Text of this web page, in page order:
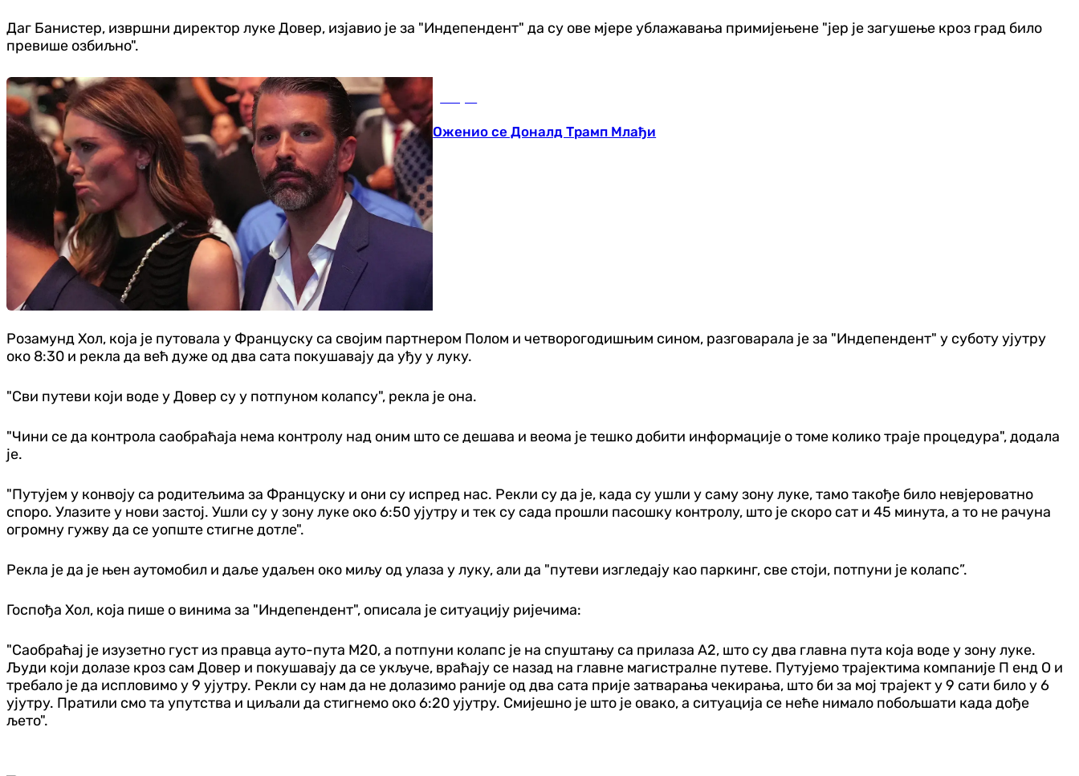
Даг Банистер, извршни директор луке Довер, изјавио је за "Индепендент" да су ове мјере ублажавања примијењене "јер је загушење кроз град било
превише озбиљно".
Оженио се Доналд Трамп Млађи
Розамунд Хол, која је путовала у Француску са својим партнером Полом и четворогодишњим сином, разговарала је за "Индепендент" у суботу ујутру
око 8:30 и рекла да већ дуже од два сата покушавају да уђу у луку.
"Сви путеви који воде у Довер су у потпуном колапсу", рекла је она.
"Чини се да контрола саобраћаја нема контролу над оним што се дешава и веома је тешко добити информације о томе колико траје процедура", додала
је.
"Путујем у конвоју са родитељима за Француску и они су испред нас. Рекли су да је, када су ушли у саму зону луке, тамо такође било невјероватно
споро. Улазите у нови застој. Ушли су у зону луке око 6:50 ујутру и тек су сада прошли пасошку контролу, што је скоро сат и 45 минута, а то не рачуна
огромну гужву да се уопште стигне дотле".
Рекла је да је њен аутомобил и даље удаљен око миљу од улаза у луку, али да "путеви изгледају као паркинг, све стоји, потпуни је колапс”.
Госпођа Хол, која пише о винима за "Индепендент", описала је ситуацију ријечима:
"Саобраћај је изузетно густ из правца ауто-пута М20, а потпуни колапс је на спуштању са прилаза А2, што су два главна пута која воде у зону луке.
Људи који долазе кроз сам Довер и покушавају да се укључе, враћају се назад на главне магистралне путеве. Путујемо трајектима компаније П енд О и
требало је да испловимо у 9 ујутру. Рекли су нам да не долазимо раније од два сата прије затварања чекирања, што би за мој трајект у 9 сати било у 6
ујутру. Пратили смо та упутства и циљали да стигнемо око 6:20 ујутру. Смијешно је што је овако, а ситуација се неће нимало побољшати када дође
љето".